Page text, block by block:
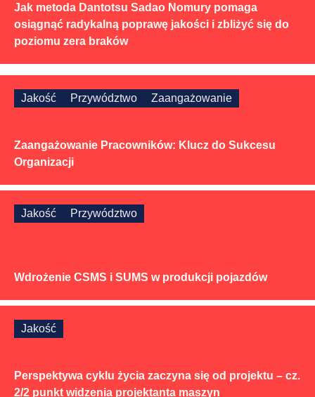
Jak metoda Dantotsu Sadao Nomury pomaga
osiągnąć radykalną poprawę jakości i zbliżyć się do
poziomu zera braków
Jakość Przywództwo Zaangażowanie
Zaangażowanie Pracowników: Klucz do Sukcesu
Organizacji
Jakość Przywództwo
Wdrożenie CSMS i SUMS w produkcji pojazdów
Jakość
Perspektywa cyklu życia zaczyna się od projektu – cz.
2/2 punkt widzenia projektanta maszyn